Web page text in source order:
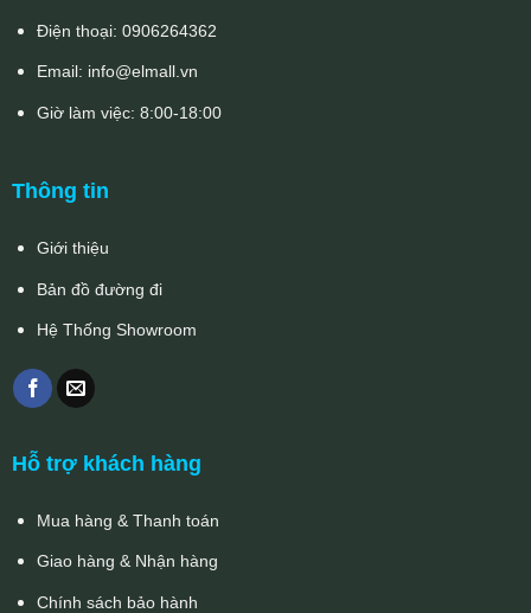
Điện thoại: 0906264362
Email: info@elmall.vn
Giờ làm việc: 8:00-18:00
Thông tin
Giới thiệu
Bản đồ đường đi
Hệ Thống Showroom
Hỗ trợ khách hàng
Mua hàng & Thanh toán
Giao hàng & Nhận hàng
Chính sách bảo hành